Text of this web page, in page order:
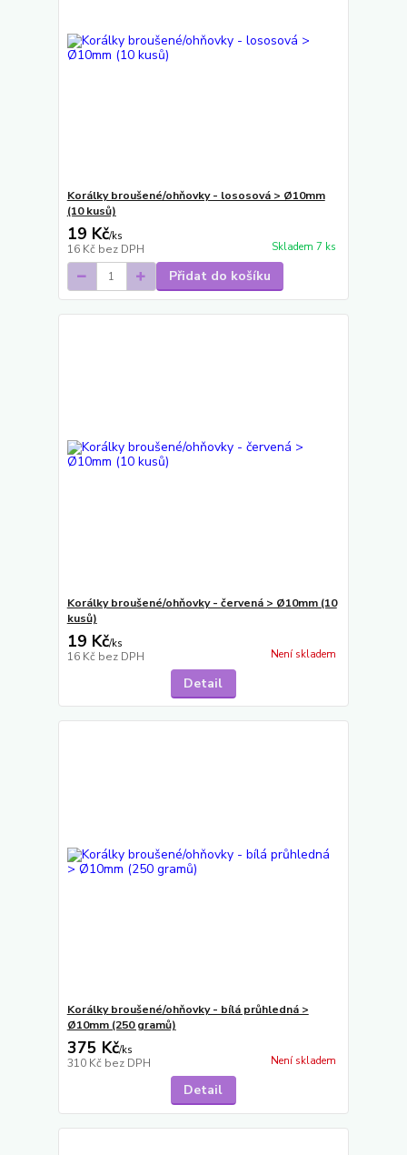
Korálky broušené/ohňovky - lososová > Ø10mm
(10 kusů)
19 Kč/ks
16 Kč bez DPH Skladem 7 ks
Přidat do košíku
Korálky broušené/ohňovky - červená > Ø10mm (10
kusů)
19 Kč/ks
16 Kč bez DPH Není skladem
Detail
Korálky broušené/ohňovky - bílá průhledná >
Ø10mm (250 gramů)
375 Kč/ks
310 Kč bez DPH Není skladem
Detail